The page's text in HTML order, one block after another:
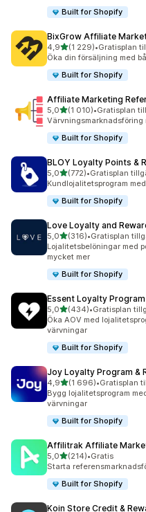
Built for Shopify
BixGrow Affiliate
4,9av 5 stjärnor
(1 229)
1229 recensioner totalt
•Gratisplan
Öka din försäljning med
Built for Shopify
Affiliate Marketing
5,0av 5 stjärnor
(1 010)
1010 recensioner totalt
•Gratisplan
Built for Shopify
BLOY Loyalty Points &
5,0av 5 stjärnor
(772)
772 recensioner totalt
•Gratisplan
Kundlojalitetsprogram
Built for Shopify
Love Loyalty and
5,0av 5 stjärnor
(316)
316 recensioner totalt
•Gratisplan
Lojalitetsbelöningar med
mycket mer
Built for Shopify
Essent Loyalty
5,0av 5 stjärnor
(434)
434 recensioner totalt
•Gratisplan
Öka AOV med
värvningar
Built for Shopify
Joy Loyalty Program &
4,9av 5 stjärnor
(1 696)
1696 recensioner totalt
•Gratisplan
Bygg lojalitetsprogram
värvningar
Built for Shopify
Affilitrak Affiliate
5,0av 5 stjärnor
(214)
214 recensioner totalt
•Gratis
Starta
Built for Shopify
Koin Store Credit &